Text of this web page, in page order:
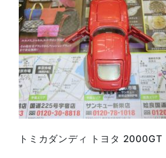
トミカダンディ トヨタ 2000GT